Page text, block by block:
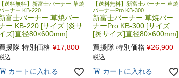
【送料無料】新富士バーナー 草焼
ーナー KB-220
富士バーナー 草焼バー
ー KB-220 [サイズ:[炎サ
ズ]直径80×600mm]
援隊 特別価格 ¥17,800
込
カートに入れる
【送料無料】新富士バーナー 草焼
バーナーPro KB-300
新富士バーナー 草焼バー
ナーPro KB-300 [サイズ:
[炎サイズ]直径80×600mm]
買援隊 特別価格 ¥26,900
税込
カートに入れる